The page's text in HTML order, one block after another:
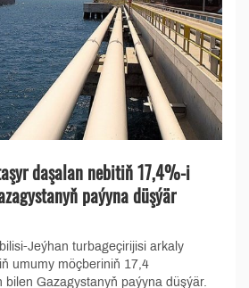
daşalan nebitiň 17,4%-i
paýyna düşýär
Jeýhan turbageçirijisi arkaly
umumy möçberiniň 17,4
bilen Gazagystanyň paýyna düşýär.